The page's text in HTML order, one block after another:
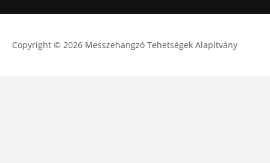
Copyright © 2026 Messzehangzó Tehetségek Alapítvány